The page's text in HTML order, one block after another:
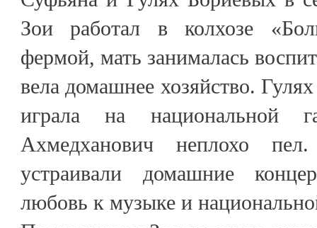
Зои работал в колхозе
фермой, мать занималась
вела домашнее хозяйство.
играла на национальной
Ахмедханович неплохо
устраивали домашние
любовь к музыке и